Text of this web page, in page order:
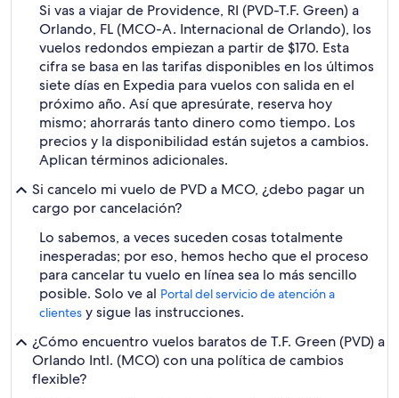
Si vas a viajar de Providence, RI (PVD-T.F. Green) a
Orlando, FL (MCO-A. Internacional de Orlando), los
vuelos redondos empiezan a partir de $170. Esta
cifra se basa en las tarifas disponibles en los últimos
siete días en Expedia para vuelos con salida en el
próximo año. Así que apresúrate, reserva hoy
mismo; ahorrarás tanto dinero como tiempo. Los
precios y la disponibilidad están sujetos a cambios.
Aplican términos adicionales.
Si cancelo mi vuelo de PVD a MCO, ¿debo pagar un
cargo por cancelación?
Lo sabemos, a veces suceden cosas totalmente
inesperadas; por eso, hemos hecho que el proceso
para cancelar tu vuelo en línea sea lo más sencillo
posible. Solo ve al Portal del servicio de atención a
clientes y sigue las instrucciones.
¿Cómo encuentro vuelos baratos de T.F. Green (PVD) a
Orlando Intl. (MCO) con una política de cambios
flexible?